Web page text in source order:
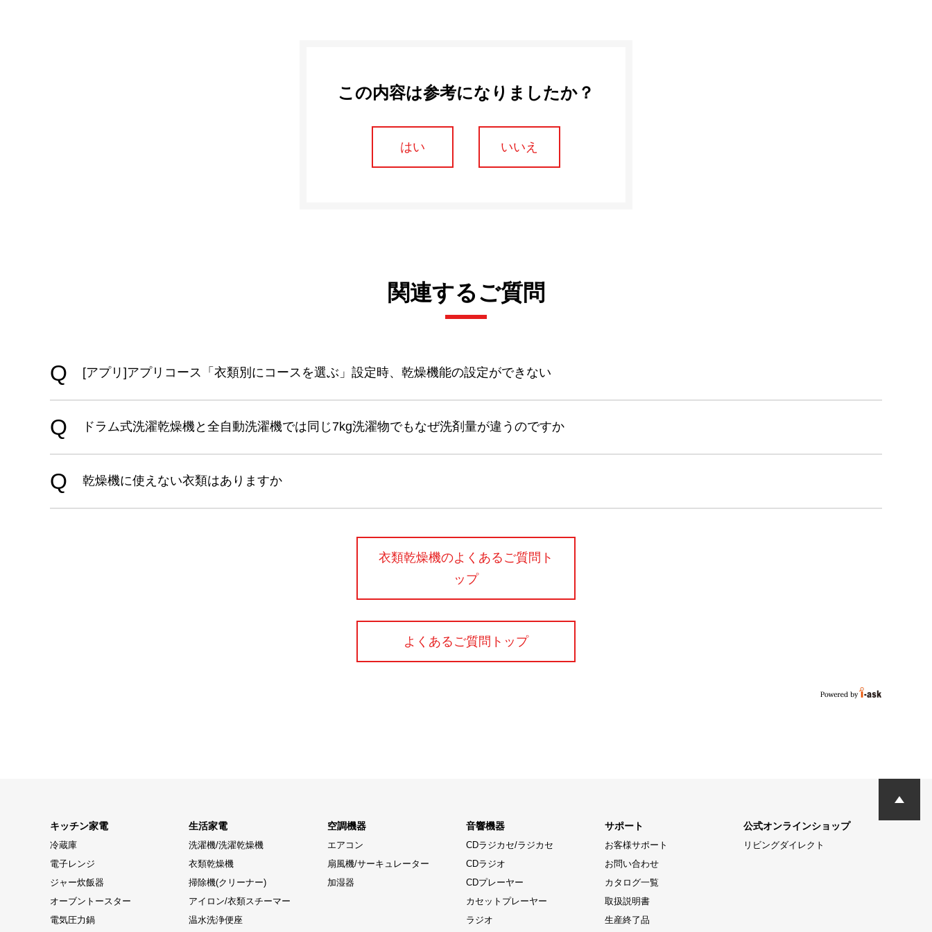
この内容は参考になりましたか？
はい いいえ
関連するご質問
[アプリ]アプリコース「衣類別にコースを選ぶ」設定時、乾燥機能の設定ができない
ドラム式洗濯乾燥機と全自動洗濯機では同じ7kg洗濯物でもなぜ洗剤量が違うのですか
乾燥機に使えない衣類はありますか
衣類乾燥機のよくあるご質問ト
ップ
よくあるご質問トップ
キッチン家電
冷蔵庫
電子レンジ
ジャー炊飯器
オーブントースター
電気圧力鍋
生活家電
洗濯機/洗濯乾燥機
衣類乾燥機
掃除機(クリーナー)
アイロン/衣類スチーマー
温水洗浄便座
空調機器
エアコン
扇風機/サーキュレーター
加湿器
音響機器
CDラジカセ/ラジカセ
CDラジオ
CDプレーヤー
カセットプレーヤー
ラジオ
サポート
お客様サポート
お問い合わせ
カタログ一覧
取扱説明書
生産終了品
公式オンラインショップ
リビングダイレクト